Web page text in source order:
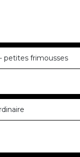
petites frimousses